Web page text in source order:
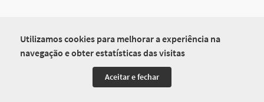
Utilizamos cookies para melhorar a experiência na
navegação e obter estatísticas das visitas
Aceitar e fechar